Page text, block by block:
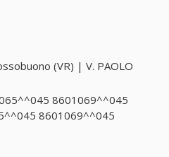
(VR) | V. PAOLO
8601069^^045
8601069^^045
8601069^^045 8601073)